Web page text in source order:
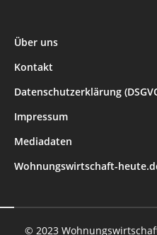
Über uns
Kontakt
Datenschutzerklärung
Impressum
Mediadaten
Wohnungswirtschaft-
© 2023